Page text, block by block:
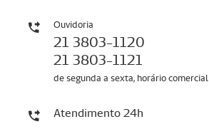
Ouvidoria
21 3803-1120
21 3803-1121
de segunda a sexta, horário comercial
Atendimento 24h